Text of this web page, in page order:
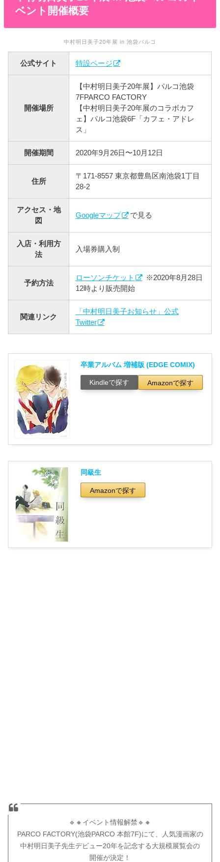
ベント開催概要
中村明日美子20年展 in 池袋パルコ
公式サイト 特設ページ
開催場所
【中村明日美子20年展】パルコ池袋
7FPARCO FACTORY
【中村明日美子20年展のコラボカフ
ェ】パルコ池袋6F「カフェ・アドレ
ス」
開催期間 2020年9月26日〜10月12日
住所
〒171-8557 東京都豊島区南池袋1丁目
28-2
アクセス・地
図
Googleマップ で見る
入店・利用方
法
入場券購入制
予約方法
ローソンチケット
※2020年8月28日
12時より販売開始
関連リンク
「中村明日美子お知らせ」公式
Twitter
卒業アルバム 増補版 (EDGE COMIX)
Kindleで探す Amazonで探す
同級生
Amazonで探す
🔹🔸イベント情報解禁🔹🔸
PARCO FACTORY(池袋PARCO 本館7F)にて、人気漫画家の
中村明日美子先生デビュー20年を記念する大規模展覧会の
開催が決定！